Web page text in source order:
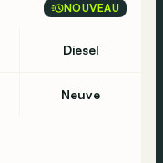
NOUVEAU
Diesel
Neuve